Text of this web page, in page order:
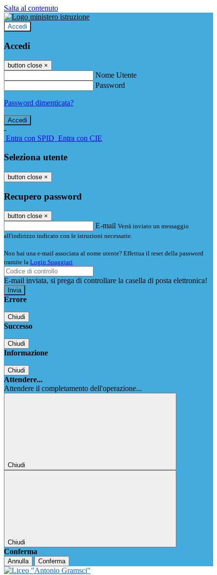
Salta al contenuto
Accedi
Accedi
button close ×
Nome Utente
Password
Password dimenticata?
-
Entra con SPID Entra con CIE
Seleziona utente
button close ×
Recupero password
button close ×
E-mail Verrà inviato un messaggio
all'indirizzo indicato con le istruzioni necessarie.
Non hai una e-mail associata al nome utente? Effettua il reset della password
tramite la Login Spaggiari
E-mail inviata, si prega di controllare la casella di posta elettronica!
Errore
Chiudi
Successo
Chiudi
Informazione
Chiudi
Attendere...
Attendere il completamento dell'operazione...
Chiudi
Chiudi
Conferma
Annulla Conferma